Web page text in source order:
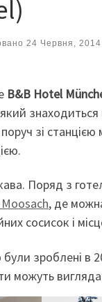
24 Червня, 2014
B&B Hotel
знаходиться
зі станцією
Поряд з
, де
сосисок і
зроблені в
можуть